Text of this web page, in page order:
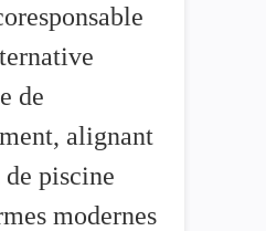
de
alignant
piscine
modernes